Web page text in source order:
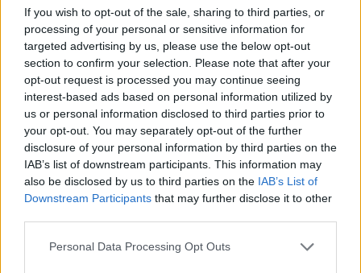
If you wish to opt-out of the sale, sharing to third parties, or
processing of your personal or sensitive information for
targeted advertising by us, please use the below opt-out
section to confirm your selection. Please note that after your
opt-out request is processed you may continue seeing
interest-based ads based on personal information utilized by
us or personal information disclosed to third parties prior to
your opt-out. You may separately opt-out of the further
disclosure of your personal information by third parties on the
IAB’s list of downstream participants. This information may
also be disclosed by us to third parties on the IAB’s List of
Downstream Participants that may further disclose it to other
Please note that this website/app uses one or more Google
Personal Data Processing Opt Outs
συλλόγους στο τουρνουά. Ως εκ τούτου,
τέσσερις από τους οκτώ ομίλους έχουν δύο
ευρωπαϊκούς συλλόγους.
Επιπλέον, για λόγους προγραμματισμού, και
οι δύο σύλλογοι από τις ΗΠΑ, η Ίντερ Μαϊάμι
και οι Σιάτλ Σάουντερς κατανεμήθηκαν
αυτόματα στην τέταρτη θέση στον 1ο και 2ο
όμιλο αντίστοιχα. Η Ίντερ Μαϊάμι θα παίξει
στον εναρκτήριο αγώνα του τουρνουά στο
στο «Lumen Field» του Σιάτλ, αμέσως μετά.